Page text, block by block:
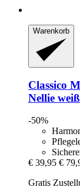
Warenkorb
Classico
Nellie
-50%
€ 39,95 €
Gratis